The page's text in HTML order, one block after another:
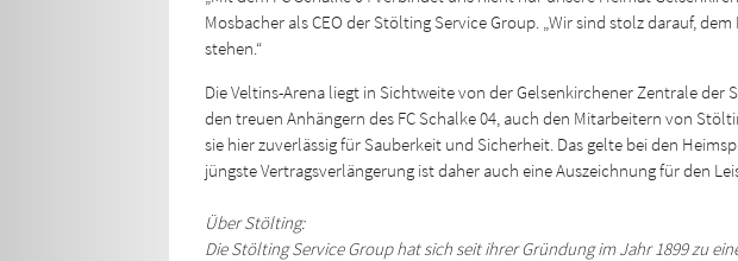
Mosbacher als CEO der Stölting Service Group. „Wir sind stolz darauf,
stehen.“
Die Veltins-Arena liegt in Sichtweite von der Gelsenkirchener Zentrale
den treuen Anhängern des FC Schalke 04, auch den Mitarbeitern von
sie hier zuverlässig für Sauberkeit und Sicherheit. Das gelte bei den
jüngste Vertragsverlängerung ist daher auch eine Auszeichnung für den
Über Stölting:
Die Stölting Service Group hat sich seit ihrer Gründung im Jahr 1899 zu